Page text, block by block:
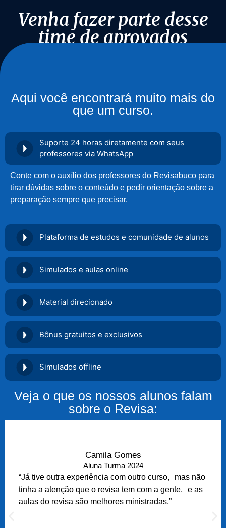
Venha fazer parte desse
time de aprovados
Aqui você encontrará muito mais do
que um curso.
Suporte 24 horas diretamente com seus
professores via WhatsApp
Conte com o auxílio dos professores do Revisabuco para
tirar dúvidas sobre o conteúdo e pedir orientação sobre a
preparação sempre que precisar.
Plataforma de estudos e comunidade de alunos
Simulados e aulas online
Material direcionado
Bônus gratuitos e exclusivos
Simulados offline
Veja o que os nossos alunos falam
sobre o Revisa:
Camila Gomes
Aluna Turma 2024
“Já tive outra experiência com outro curso, mas não
tinha a atenção que o revisa tem com a gente, e as
aulas do revisa são melhores ministradas.”